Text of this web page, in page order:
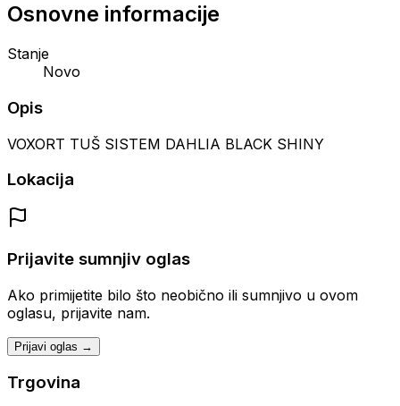
Osnovne informacije
Stanje
Novo
Opis
VOXORT TUŠ SISTEM DAHLIA BLACK SHINY
Lokacija
Prijavite sumnjiv oglas
Ako primijetite bilo što neobično ili sumnjivo u ovom
oglasu, prijavite nam.
Prijavi oglas →
Trgovina